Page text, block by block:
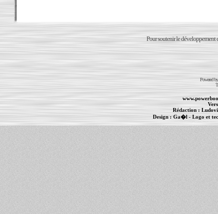
Pour soutenir le développement
Powered
Rédaction :
Design :Ga�l- Logo et